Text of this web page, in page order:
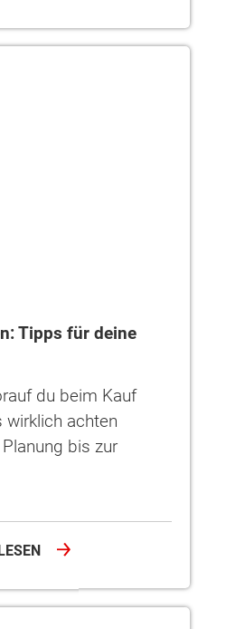
Tipps für deine
du beim Kauf
wirklich achten
bis zur